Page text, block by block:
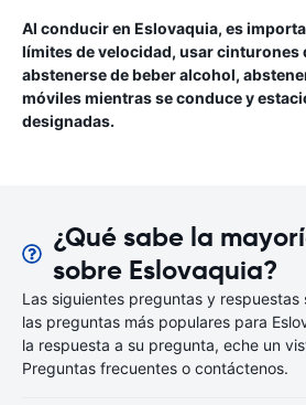
Al conducir en Eslovaquia, es
límites de velocidad, usar cinturones
abstenerse de beber alcohol,
móviles mientras se conduce y
designadas.
¿Qué sabe la
sobre Eslovaquia?
Las siguientes preguntas y respuestas
las preguntas más populares para
la respuesta a su pregunta, eche un
Preguntas frecuentes o contáctenos.